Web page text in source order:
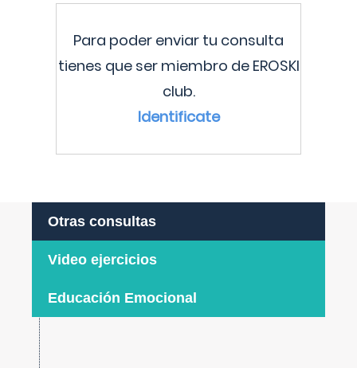
Para poder enviar tu consulta
tienes que ser miembro de EROSKI
club.
Identificate
Otras consultas
Video ejercicios
Educación Emocional